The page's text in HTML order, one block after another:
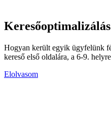
Hogyan került egyik ügyfelünk
kereső első oldalára, a 6-9.
Elolvasom